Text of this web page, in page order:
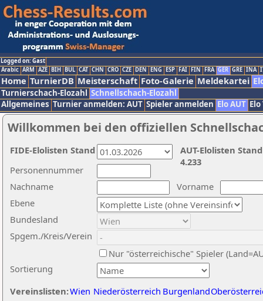
Logged on: Gast
Arabic ARM AZE BIH BUL CAT CHN CRO CZE DEN ENG ESP FAI FIN FRA GER GRE INA
Home TurnierDB Meisterschaft Foto-Galerie Meldekartei
Turnierschach-Elozahl Schnellschach-Elozahl
Allgemeines Turnier anmelden: AUT Spieler anmelden Elo AUT
Willkommen bei den offiziellen
Nachname
Vorname
Ebene
Sortierung
Personennummer
Bundesland
Spgem./Kreis/Verein
Nur "österreichische" Spieler
Vereinslisten:Wien Niederösterreich Burgenland
AUT-Elolisten
4.233
FIDE-Elolisten Stand